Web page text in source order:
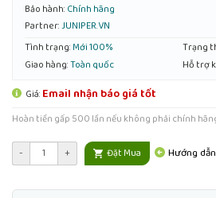
Bảo hành: Chính hãng
Partner:JUNIPER.VN
Tình trạng: Mới 100% Trạng
Giao hàng:Toàn quốc Hỗ trợ
Giá: Email nhận báo giá tốt
Hoàn tiền gấp 500 lần nếu không phải chính
- + Đặt Mua Hướng